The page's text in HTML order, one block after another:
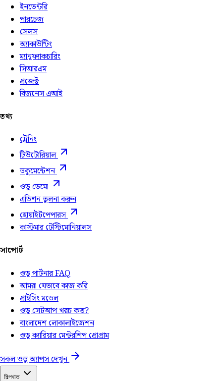
ইনভেন্টরি
পারচেজ
সেলস
অ্যাকাউন্টিং
ম্যানুফ্যাকচারিং
সিআরএম
প্রজেক্ট
বিজনেস এআই
তথ্য
ট্রেনিং
টিউটোরিয়াল
ডকুমেন্টেশন
ওডু ডেমো
এডিশন তুলনা করুন
হোয়াইটপেপারস
কাস্টমার টেস্টিমোনিয়ালস
সাপোর্ট
ওডু পার্টনার FAQ
আমরা যেভাবে কাজ করি
প্রাইসিং মডেল
ওডু সেটআপ খরচ কত?
বাংলাদেশ লোকালাইজেশন
ওডু ক্যারিয়ার মেন্টরশিপ প্রোগ্রাম
সকল ওডু অ্যাপস দেখুন
শিল্পখাত